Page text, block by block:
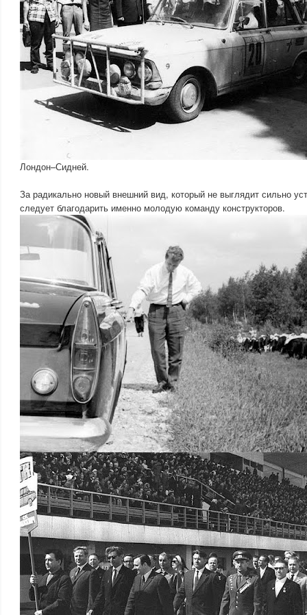
Лондон–Сидней.
За радикально новый внешний вид, который не выглядит сильно
следует благодарить именно молодую команду конструкторов.